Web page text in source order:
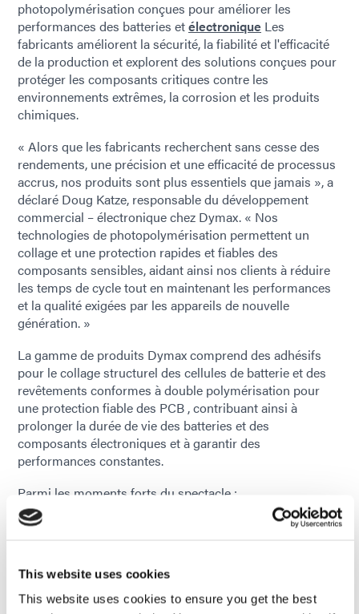
This website uses cookies
This website uses cookies to ensure you get the best
photopolymérisation conçues pour améliorer les
performances des batteries etélectronique Les
fabricants améliorent la sécurité, la fiabilité et l'efficacité
de la production et explorent des solutions conçues pour
protéger les composants critiques contre les
environnements extrêmes, la corrosion et les produits
chimiques.
« Alors que les fabricants recherchent sans cesse des
rendements, une précision et une efficacité de processus
accrus, nos produits sont plus essentiels que jamais », a
déclaré Doug Katze, responsable du développement
commercial – électronique chez Dymax. « Nos
technologies de photopolymérisation permettent un
collage et une protection rapides et fiables des
composants sensibles, aidant ainsi nos clients à réduire
les temps de cycle tout en maintenant les performances
et la qualité exigées par les appareils de nouvelle
génération. »
La gamme de produits Dymax comprend des adhésifs
pour le collage structurel des cellules de batterie et des
revêtements conformes à double polymérisation pour
une protection fiable des PCB , contribuant ainsi à
prolonger la durée de vie des batteries et des
composants électroniques et à garantir des
performances constantes.
Parmi les moments forts du spectacle :
Découvrez en avant-première de nouvelles solutions
avancé de batteries pour la mobilité aérienne.